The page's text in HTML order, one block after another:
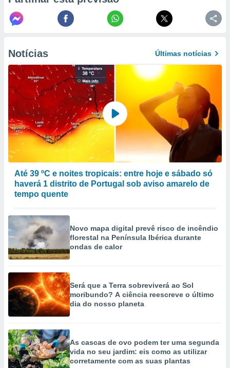
qualquer
o
de
ou aceder
num
para
utilizar
criar
medir
da
dos
os
de
Notícias Últimas notícias
Até 39 ºC e noites tropicais: entre hoje e sábado só
haverá 1 distrito de Portugal sob aviso amarelo de
tempo quente
Novo mapa digital prevê risco de incêndio
florestal na Península Ibérica durante
ondas de calor
Será que a Terra sobreviverá ao Sol
moribundo? A ciência reescreve o último
dia do nosso planeta
As cascas de ovo podem ter uma segunda
vida no seu jardim: eis como as utilizar
corretamente com as suas plantas